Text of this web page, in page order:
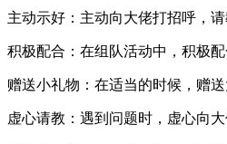
主动示好：主动向大佬打招呼，
积极配合：在组队活动中，积极
赠送小礼物：在适当的时候，赠
虚心请教：遇到问题时，虚心向